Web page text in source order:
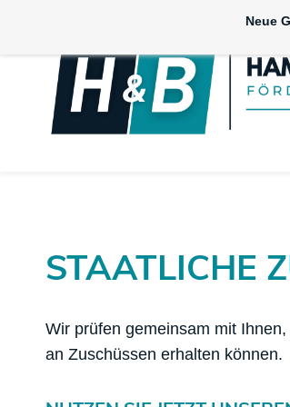
STAATLICHE
Wir prüfen gemeinsam mit
an Zuschüssen erhalten können.
Neue